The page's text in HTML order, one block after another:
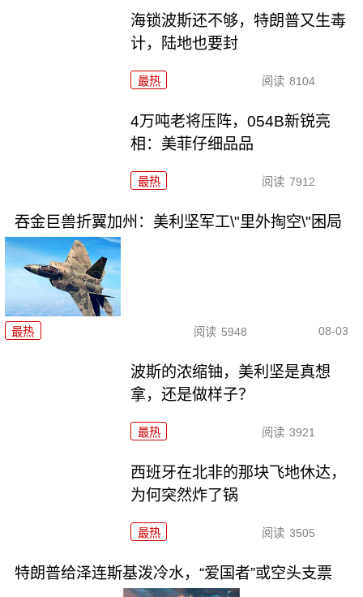
海锁波斯还不够，特朗普又生毒
计，陆地也要封
最热 阅读 8104
4万吨老将压阵，054B新锐亮
相：美菲仔细品品
最热 阅读 7912
吞金巨兽折翼加州：美利坚军工\"里外掏空\"困局
最热 阅读 5948 08-03
波斯的浓缩铀，美利坚是真想
拿，还是做样子？
最热 阅读 3921
西班牙在北非的那块飞地休达，
为何突然炸了锅
最热 阅读 3505
特朗普给泽连斯基泼冷水，“爱国者”或空头支票